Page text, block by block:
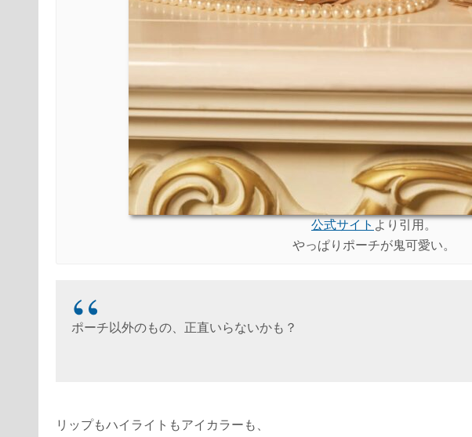
公式サイト より引用。
やっぱりポーチが鬼可愛い。
ポーチ以外のもの、正直いらないかも？
リップもハイライトもアイカラーも、